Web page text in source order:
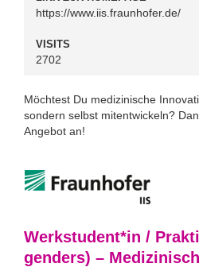
https://www.iis.fraunhofer.de/
VISITS
2702
Möchtest Du medizinische
sondern selbst mitentwickeln?
Angebot an!
Werkstudent*in /
genders) –